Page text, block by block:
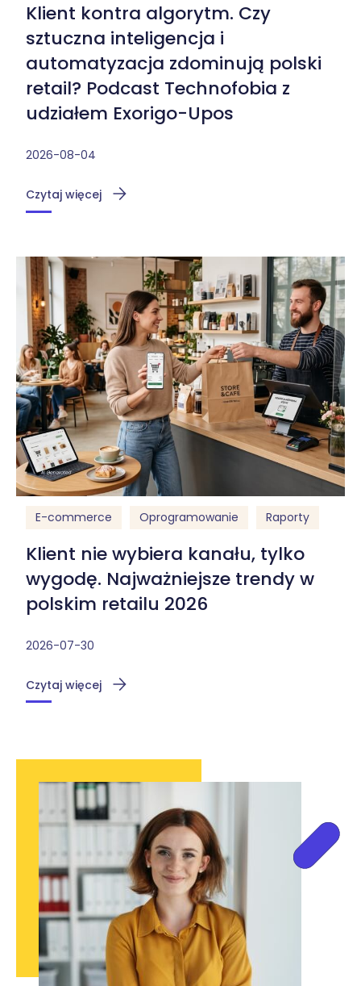
Klient kontra algorytm. Czy
sztuczna inteligencja i
automatyzacja zdominują polski
retail? Podcast Technofobia z
udziałem Exorigo-Upos
2026-08-04
Czytaj więcej
E-commerce Oprogramowanie Raporty
Klient nie wybiera kanału, tylko
wygodę. Najważniejsze trendy w
polskim retailu 2026
2026-07-30
Czytaj więcej